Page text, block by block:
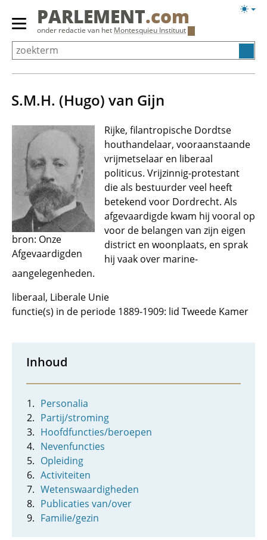
Overslaan
Primair
menu
tonen/verbergen
PARLEMENT.com
onder redactie van het Montesquieu Instituut
S.M.H. (Hugo) van Gijn
bron: Onze
Afgevaardigden
Rijke, filantropische Dordtse
houthandelaar, vooraanstaande
vrijmetselaar en liberaal
politicus. Vrijzinnig-protestant
die als bestuurder veel heeft
betekend voor Dordrecht. Als
afgevaardigde kwam hij vooral op
voor de belangen van zijn eigen
district en woonplaats, en sprak
hij vaak over marine-
aangelegenheden.
liberaal, Liberale Unie
functie(s) in de periode 1889-1909: lid Tweede Kamer
Inhoud
Personalia
Partij/stroming
Hoofdfuncties/beroepen
Nevenfuncties
Opleiding
Activiteiten
Wetenswaardigheden
Publicaties van/over
Familie/gezin